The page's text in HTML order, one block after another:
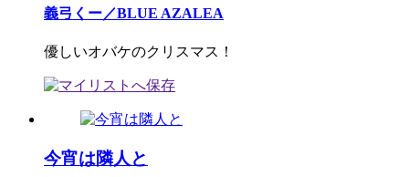
義弓くー／BLUE AZALEA
優しいオバケのクリスマス！
今宵は隣人と